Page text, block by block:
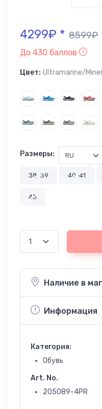
4299₽ * 8599₽
До 430 баллов
Цвет: Ultramarine/
Размеры:
38-39 40-41
45
Наличие в
Информация
Категория:
Обувь
Art. No.
205089-4PR